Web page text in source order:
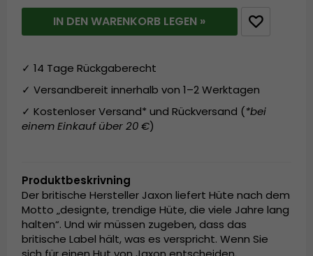
IN DEN WARENKORB LEGEN »
✓ 14 Tage Rückgaberecht
✓ Versandbereit innerhalb von 1–2 Werktagen
✓ Kostenloser Versand* und Rückversand (*bei
einem Einkauf über 20 €)
Produktbeskrivning
Der britische Hersteller Jaxon liefert Hüte nach dem
Motto „designte, trendige Hüte, die viele Jahre lang
halten“. Und wir müssen zugeben, dass das
britische Label hält, was es verspricht. Wenn Sie